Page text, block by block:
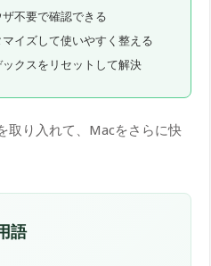
不要で確認できる
イズして使いやすく整える
クスをリセットして解決
取り入れて、Macをさらに快
語